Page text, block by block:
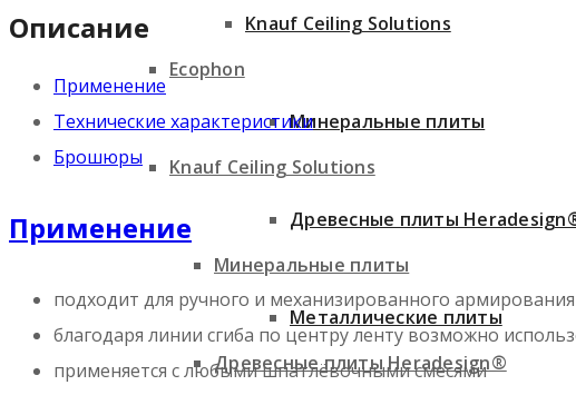
Ecophon
Knauf Ceiling Solutions
Минеральные плиты
Древесные плиты Heradesign®
Knauf Ceiling Solutions
Минеральные плиты
Древесные плиты
Металлические плиты
Описание
Применение
Технические характеристики
Брошюры
Применение
подходит для ручного и механизированного
благодаря линии сгиба по центру ленту возможно
применяется с любыми шпатлёвочными смесями